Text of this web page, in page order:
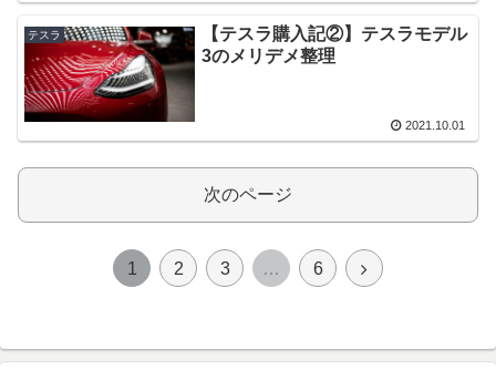
テスラ
【テスラ購入記②】テスラモデル
3のメリデメ整理
2021.10.01
次のページ
1 2 3 … 6
次